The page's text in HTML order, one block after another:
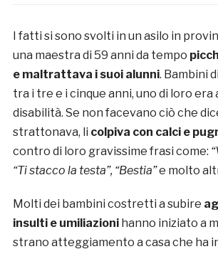
I fatti si sono svolti in un asilo in
una maestra di 59 anni da tempo
e maltrattava i suoi alunni. Bambini
tra i tre e i cinque anni, uno di loro
disabilità. Se non facevano ciò che
strattonava, li colpiva con calci e
contro di loro gravissime frasi come:
“Ti stacco la testa”, “Bestia”e molto
Molti dei bambini costretti a subire
insulti e umiliazionihanno iniziato a
strano atteggiamento a casa che ha